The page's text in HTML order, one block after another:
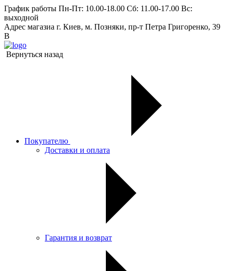
График работы Пн-Пт: 10.00-18.00 Сб: 11.00-17.00 Вс:
выходной
Адрес магазиа г. Киев, м. Позняки, пр-т Петра Григоренко, 39
В
Вернуться назад
Покупателю
Доставки и оплата
Гарантия и возврат